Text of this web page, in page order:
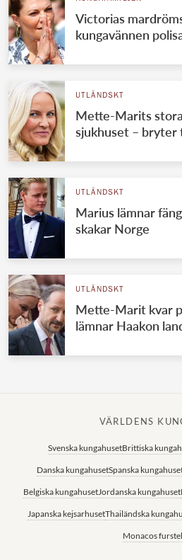
Victorias
kungavännen
UTLÄNDSKT
Mette-Marits
sjukhuset – bryter
UTLÄNDSKT
Marius lämnar
skakar Norge
UTLÄNDSKT
Mette-Marit kvar
lämnar Haakon
VÄRLDENS
Svenska kungahusetBrittiska
Danska kungahusetSpanska
Belgiska kungahusetJordanska kungahuset
Japanska kejsarhusetThailändska
Monacos